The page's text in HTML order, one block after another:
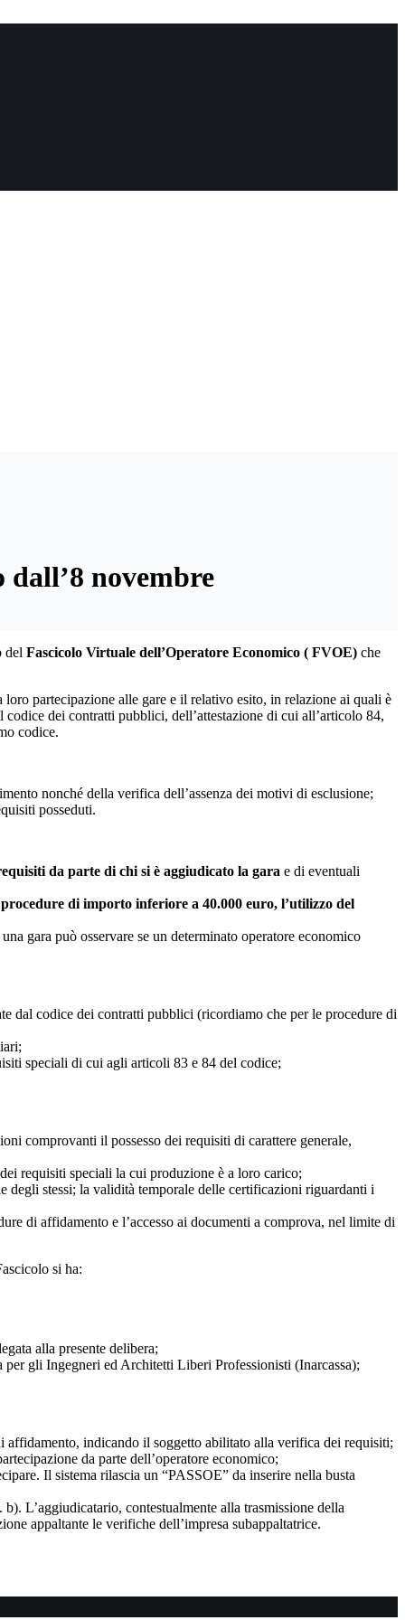
novembre
del Fascicolo Virtuale dell’Operatore Economico ( FVOE) che
partecipazione alle gare e il relativo esito, in relazione ai quali è
dei contratti pubblici, dell’attestazione di cui all’articolo 84,
codice.
nonché della verifica dell’assenza dei motivi di esclusione;
posseduti.
da parte di chi si è aggiudicato la gara e di eventuali
di importo inferiore a 40.000 euro, l’utilizzo del
gara può osservare se un determinato operatore economico
dal codice dei contratti pubblici (ricordiamo che per le procedure di
speciali di cui agli articoli 83 e 84 del codice;
comprovanti il possesso dei requisiti di carattere generale,
requisiti speciali la cui produzione è a loro carico;
stessi; la validità temporale delle certificazioni riguardanti i
di affidamento e l’accesso ai documenti a comprova, nel limite di
si ha:
alla presente delibera;
gli Ingegneri ed Architetti Liberi Professionisti (Inarcassa);
affidamento, indicando il soggetto abilitato alla verifica dei requisiti;
da parte dell’operatore economico;
Il sistema rilascia un “PASSOE” da inserire nella busta
L’aggiudicatario, contestualmente alla trasmissione della
appaltante le verifiche dell’impresa subappaltatrice.